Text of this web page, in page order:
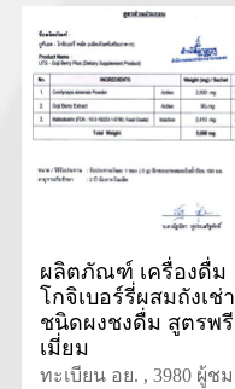
ผลิตภัณฑ์ เครื่องดื่ม
โกจิเบอร์รี่ผสมถังเช่า
ชนิดผงชงดื่ม สูตรพรี
เมี่ยม
ทะเบียน อย. , 3980 ผู้ชม